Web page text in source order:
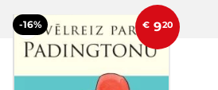
-16% € 920